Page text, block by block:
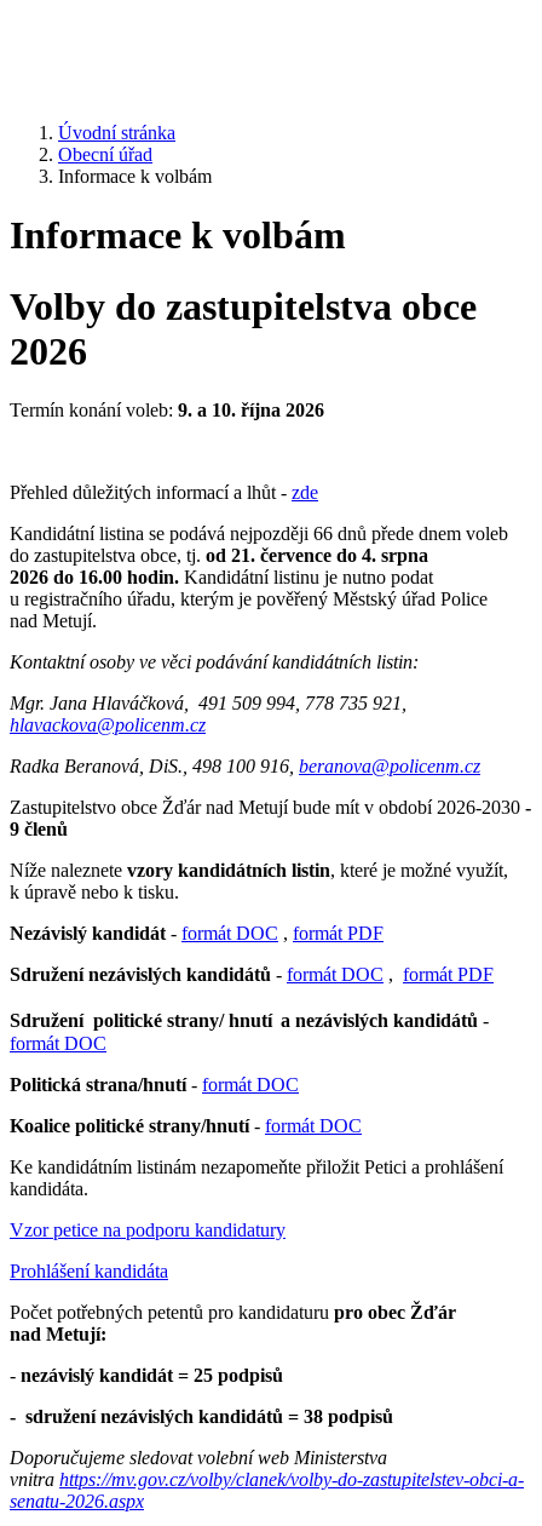
Úvodní stránka
Obecní úřad
Informace k volbám
Informace k volbám
Volby do zastupitelstva obce
2026
Termín konání voleb: 9. a 10. října 2026
Přehled důležitých informací a lhůt - zde
Kandidátní listina se podává nejpozději 66 dnů přede dnem voleb
do zastupitelstva obce, tj. od 21. července do 4. srpna
2026 do 16.00 hodin. Kandidátní listinu je nutno podat
u registračního úřadu, kterým je pověřený Městský úřad Police
nad Metují.
Kontaktní osoby ve věci podávání kandidátních listin:
Mgr. Jana Hlaváčková, 491 509 994, 778 735 921,
hlavackova@policenm.cz
Radka Beranová, DiS., 498 100 916, beranova@policenm.cz
Zastupitelstvo obce Žďár nad Metují bude mít v období 2026-2030 -
9 členů
Níže naleznete vzory kandidátních listin, které je možné využít,
k úpravě nebo k tisku.
Nezávislý kandidát - formát DOC , formát PDF
Sdružení nezávislých kandidátů - formát DOC , formát PDF
Sdružení politické strany/ hnutí a nezávislých kandidátů -
formát DOC
Politická strana/hnutí- formát DOC
Koalice politické strany/hnutí- formát DOC
Ke kandidátním listinám nezapomeňte přiložit Petici a prohlášení
kandidáta.
Vzor petice na podporu kandidatury
Prohlášení kandidáta
Počet potřebných petentů pro kandidaturu pro obec Žďár
nad Metují:
- nezávislý kandidát = 25 podpisů
- sdružení nezávislých kandidátů = 38 podpisů
Doporučujeme sledovat volební web Ministerstva
vnitra https://mv.gov.cz/volby/clanek/volby-do-zastupitelstev-obci-a-
senatu-2026.aspx